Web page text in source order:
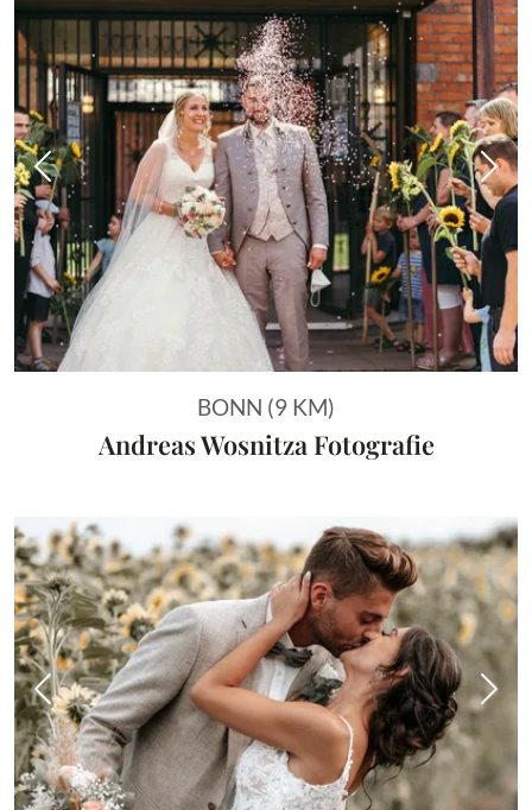
Vorheriges Bild
BONN (9 KM)
Andreas Wosnitza Fotografie
Vorheriges Bild